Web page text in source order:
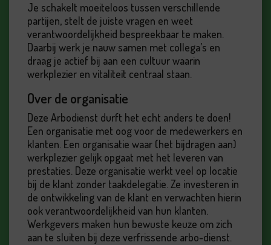
Je schakelt moeiteloos tussen verschillende
partijen, stelt de juiste vragen en weet
verantwoordelijkheid bespreekbaar te maken.
Daarbij werk je nauw samen met collega’s en
draag je actief bij aan een cultuur waarin
werkplezier en vitaliteit centraal staan.
Over de organisatie
Deze Arbodienst durft het echt anders te doen!
Een organisatie met oog voor de medewerkers en
klanten. Een organisatie waar (het bijdragen aan)
werkplezier gelijk opgaat met het leveren van
prestaties. Deze organisatie werkt veel op locatie
bij de klant zonder taakdelegatie. Ze investeren in
de ontwikkeling van de klant en verwachten hierin
ook verantwoordelijkheid van hun klanten.
Werkgevers maken hun bewuste keuze om zich
aan te sluiten bij deze verfrissende arbo-dienst.